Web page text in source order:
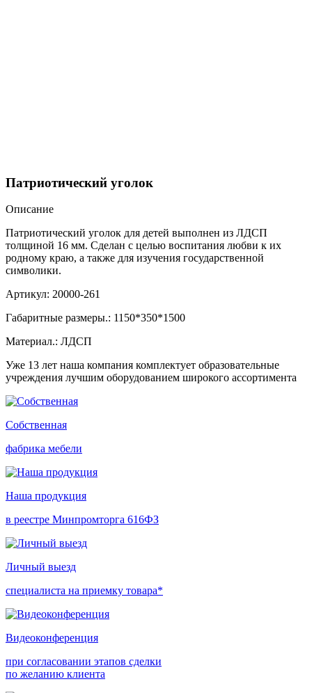
Патриотический уголок
Описание
Патриотический уголок для детей выполнен из ЛДСП
толщиной 16 мм. Сделан с целью воспитания любви к их
родному краю, а также для изучения государственной
символики.
Артикул: 20000-261
Габаритные размеры.: 1150*350*1500
Материал.: ЛДСП
Уже 13 лет наша компания комплектует образовательные
учреждения лучшим оборудованием широкого ассортимента
Собственная
фабрика мебели
Наша продукция
в реестре Минпромторга 616ФЗ
Личный выезд
специалиста на приемку товара*
Видеоконференция
при согласовании этапов сделки
по желанию клиента